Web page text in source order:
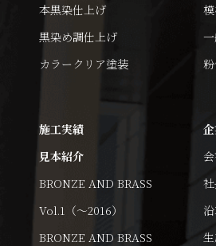
本黒染仕上げ
黒染め調仕上げ
カラークリア塗装
施工実績
見本紹介
BRONZE AND BRASS
Vol.1（～2016）
BRONZE AND BRASS